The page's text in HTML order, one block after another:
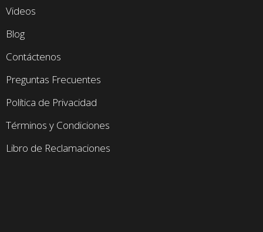
Videos
Blog
Contáctenos
Preguntas Frecuentes
Política de Privacidad
Términos y Condiciones
Libro de Reclamaciones